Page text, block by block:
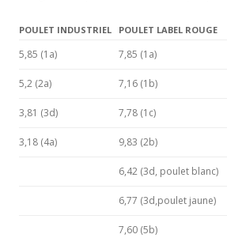
POULET INDUSTRIEL POULET LABEL ROUGE
5,85 (1a) 7,85 (1a)
5,2 (2a) 7,16 (1b)
3,81 (3d) 7,78 (1c)
3,18 (4a) 9,83 (2b)
6,42 (3d, poulet blanc)
6,77 (3d,poulet jaune)
7,60 (5b)